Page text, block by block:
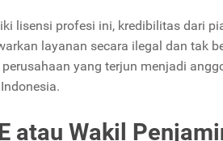
lisensi profesi ini, kredibilitas dari
layanan secara ilegal dan tak
yang terjun menjadi
atau Wakil